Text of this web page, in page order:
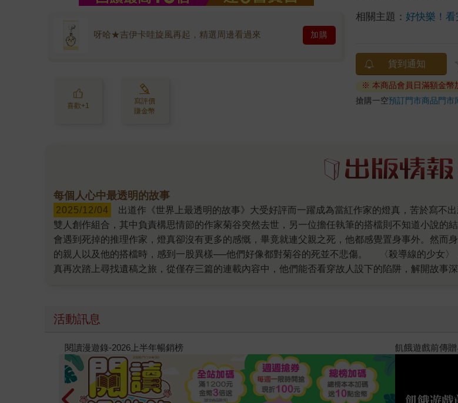
呀哈★吉伊卡哇旋風再起，精選周邊看過來 加購
喜歡+1
寫評價
賺金幣
相關主題： 好快樂！
貨到通知
※ 本商品會員日滿額金幣
搶購一空預訂門市商品門市
每個人心中最透明的故事
2025/12/04
雙人創作組合，其中負責構思情節的作家菊谷突然去世，另一位擔任執筆的搭檔則不知道小說的結局，
會遇到死掉的推理作家，燈真卻沒有更多的感慨，畢竟就連父親之死，他都感覺置身事外。然而
的親人以及他的搭檔時，感到一股異樣──他們好像都對菊谷的死並不悲傷。 〈殺導線的少女〉，描述一位死去男人執行的不可能犯罪。在編輯霧子的幫助下，燈
真再次踏上尋找遺稿之旅，從僅存三篇的連載內容中，他們能否看穿故人設下的陷阱，解開故事深藏的謎
寫，這是故事中的故事，只存在作者心中，所以最透明的故事。 若說前集是作者與譯者攜手打造的完美牢籠，把自己關進裡面；那續集就是掙脫牢籠的作者和譯者
展現真正實力，聯手共織「世界上最溫柔的謊言」。杉井光說：「我一直想寫一本充分運用『書
一口氣。結局既『讓人驚豔』又『讓人信服』，請大家拭目以待。」書裡的編輯霧子說：「盡
這才是推理小說。」這本書確實做到了讓人驚豔又讓人信服，也確實飛躍到了遠超乎讀者想像
漂亮著地。
活動訊息
教場電影版 十字殺手【艾迪